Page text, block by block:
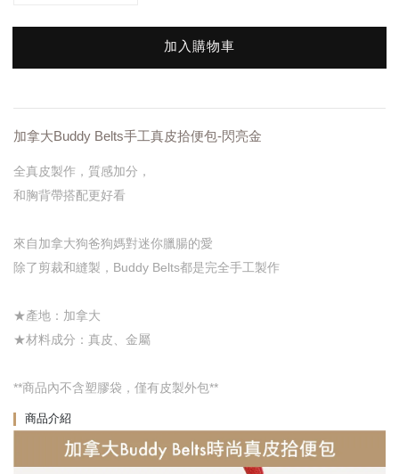
加入購物車
加拿大Buddy Belts手工真皮拾便包-閃亮金
全真皮製作，質感加分，
和胸背帶搭配更好看
來自加拿大狗爸狗媽對迷你臘腸的愛
除了剪裁和縫製，Buddy Belts都是完全手工製作
★產地：加拿大
★材料成分：真皮、金屬
**商品內不含塑膠袋，僅有皮製外包**
商品介紹